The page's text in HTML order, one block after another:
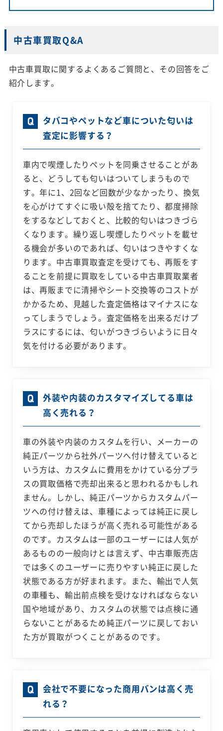
中古車買取Q&A
中古車買取に関するよくあるご質問と、その回答をご
紹介します。
タバコやペットなど車についた匂いは
査定に影響する？
車内で喫煙したりペットを同乗させることがあ
ると、どうしても匂いはついてしまうもので
す。年に1、2回など回数が少なかったり、換気
を心がけてすぐに吸い殻を捨てたり、都度掃除
をするなどしておくと、比較的匂いはつきづら
くなります。繰り返し喫煙したりペットを載せ
る機会が多いのであれば、匂いはつきやすくな
ります。中古車買取査定を受けても、再販をす
ることを前提に買取をしている中古車買取業者
は、再販までに清掃やシート交換等のコストが
かかるため、見越した査定価格はマイナスにな
ってしまうでしょう。査定価格を出来るだけプ
ラスにするには、匂いがつきづらいように日々
気を付ける必要があります。
外装や内装のカスタマイズしてる車は
高く売れる？
車の外装や内装のカスタムを行い、メーカーの
純正パーツから社外パーツへ付け替えていると
いう方は、カスタムに費用をかけている分プラ
スの買取価格で売却出来ると思われるかもしれ
ません。しかし、純正パーツからカスタムパー
ツへの付け替えは、車種によっては純正に戻し
てから売却したほうが高く売れる可能性がある
のです。カスタムは一部のユーザーには人気が
あるものの一般向けとは言えず、中古車販売店
では多くのユーザーに売りやすい純正に戻した
状態である方が好まれます。また、輸出で人気
の車種も、輸出前点検を受けなければならない
国や地域があり、カスタムの状態では点検に通
らないことがあるため純正パーツに戻しておい
た方が買取がつくことがあるのです。
会社で不要になった商用バンは高く売
れる？